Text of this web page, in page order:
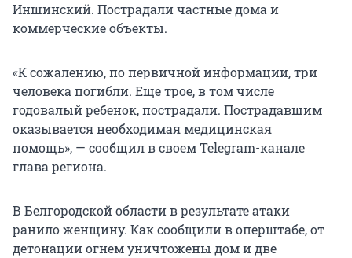
Иншинский. Пострадали частные дома и
коммерческие объекты.
«К сожалению, по первичной информации, три
человека погибли. Еще трое, в том числе
годовалый ребенок, пострадали. Пострадавшим
оказывается необходимая медицинская
помощь», — сообщил в своем Telegram-канале
глава региона.
В Белгородской области в результате атаки
ранило женщину. Как сообщили в оперштабе, от
детонации огнем уничтожены дом и две